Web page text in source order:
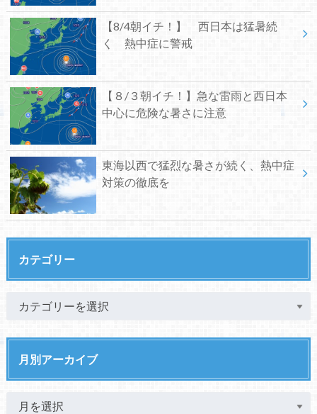
【8/4朝イチ！】 西日本は猛暑続
く 熱中症に警戒
【８/３朝イチ！】急な雷雨と西日本
中心に危険な暑さに注意
東海以西で猛烈な暑さが続く、熱中症
対策の徹底を
カテゴリー
月別アーカイブ